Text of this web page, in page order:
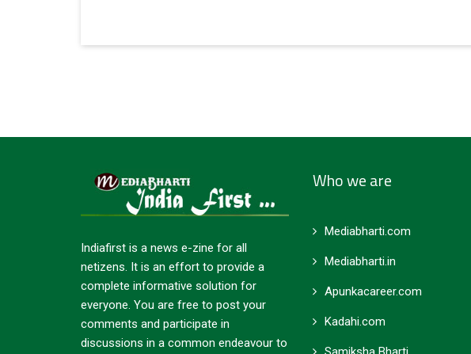
Indiafirst is a news e-zine for all
netizens. It is an effort to provide a
complete informative solution for
everyone. You are free to post your
comments and participate in
discussions in a common endeavour to
Who we are
Mediabharti.com
Mediabharti.in
Apunkacareer.com
Kadahi.com